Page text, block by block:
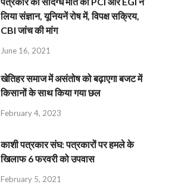
लिया संज्ञान, यूनियनें रोष में, विपक्ष सक्रिय,
CBI जांच की मांग
June 16, 2021
खेतिहर समाज में असंतोष को बढ़ाएगा बजट में
किसानों के साथ किया गया छल
February 4, 2023
काशी पत्रकार संघ: पत्रकारों पर हमले के
खिलाफ 6 फरवरी को उपवास
February 5, 2021